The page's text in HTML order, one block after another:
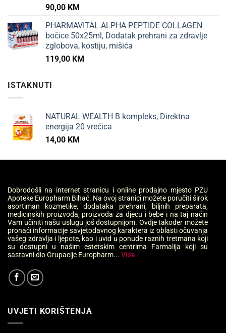
90,00 KM
PHARMAVITAL ALPHA PEPTIDE COLLAGEN
bočice 50x25ml, Dodatak prehrani za zdravlje
zglobova, kostiju, mišića
119,00 KM
ISTAKNUTI
NATURAL WEALTH B kompleks, Direktna
energija 20 vrećica
14,00 KM
Dobrodošli na internet stranicu i online prodajno mjesto PZU
Apoteke Europharm Bihać. Na ovoj stranici možete poručiti širok
asortiman kozmetike, dodataka prehrani, biljnih preparata,
medicinskih proizvoda, proizvoda za djecu i bebe i na taj način
Vam učiniti našu uslugu još dostupnijom. Ovdje također možete
pronaći informacije savjetodavnog karaktera iz oblasti očuvanja
vašeg zdravlja i ljepote, kao i uvid u ponude raznih tretmana koji
su dostupni u našim estetskim centrima Farmalija koji su
sastavni dio Grupacije Europharm... Više
UVJETI KORIŠTENJA